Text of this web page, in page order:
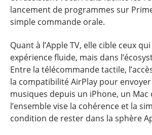
lancement de programmes sur
simple commande orale.
Quant à l’Apple TV, elle cible ceux
expérience fluide, mais dans
Entre la télécommande tactile,
la compatibilité AirPlay pour
musiques depuis un iPhone, un Mac
l’ensemble vise la cohérence et la
condition de rester dans la sphère